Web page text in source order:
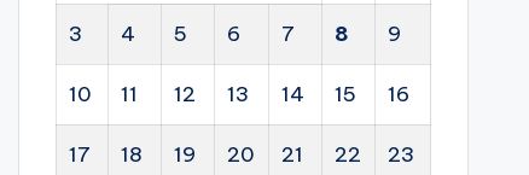
3 4 5 6 7 8 9
10 11 12 13 14 15 16
17 18 19 20 21 22 23